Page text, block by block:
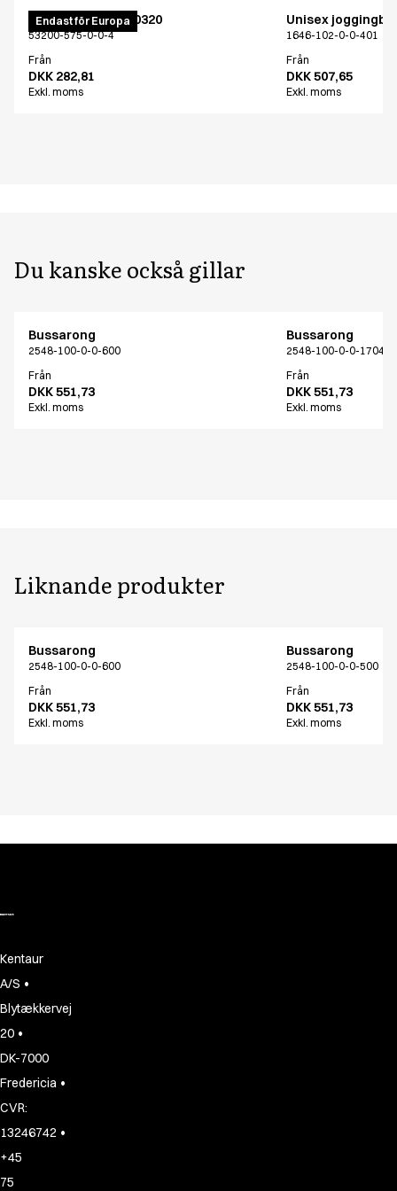
Endast för Europa
PRO Wear piké ID0320
53200-575-0-0-4
Från
DKK 282,81
Exkl. moms
Unisex
1646-102-0-0-401
Från
DKK 507,65
Exkl. moms
Du kanske också gillar
Bussarong
2548-100-0-0-600
Från
DKK 551,73
Exkl. moms
Bussarong
2548-100-0-0-17040
Från
DKK 551,73
Exkl. moms
Liknande produkter
Bussarong
2548-100-0-0-600
Från
DKK 551,73
Exkl. moms
Bussarong
2548-100-0-0-500
Från
DKK 551,73
Exkl. moms
Kentaur
A/S •
Blytækkervej
20 •
DK-7000
Fredericia •
CVR:
13246742 •
+45
75